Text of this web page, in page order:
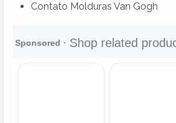
Contato Molduras Van Gogh